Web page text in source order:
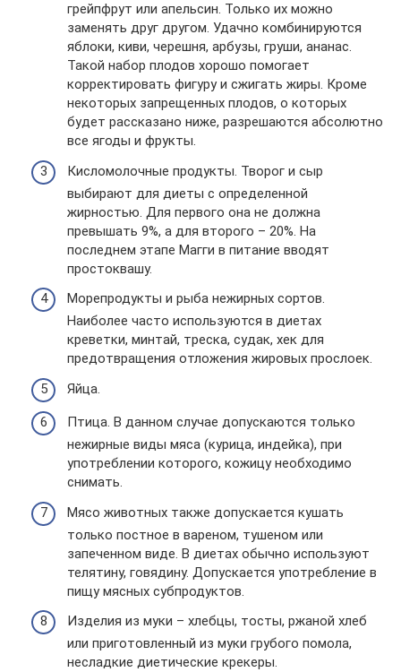
грейпфрут или апельсин. Только их можно
заменять друг другом. Удачно комбинируются
яблоки, киви, черешня, арбузы, груши, ананас.
Такой набор плодов хорошо помогает
корректировать фигуру и сжигать жиры. Кроме
некоторых запрещенных плодов, о которых
будет рассказано ниже, разрешаются абсолютно
все ягоды и фрукты.
Кисломолочные продукты. Творог и сыр
выбирают для диеты с определенной
жирностью. Для первого она не должна
превышать 9%, а для второго – 20%. На
последнем этапе Магги в питание вводят
простоквашу.
Морепродукты и рыба нежирных сортов.
Наиболее часто используются в диетах
креветки, минтай, треска, судак, хек для
предотвращения отложения жировых прослоек.
Яйца.
Птица. В данном случае допускаются только
нежирные виды мяса (курица, индейка), при
употреблении которого, кожицу необходимо
снимать.
Мясо животных также допускается кушать
только постное в вареном, тушеном или
запеченном виде. В диетах обычно используют
телятину, говядину. Допускается употребление в
пищу мясных субпродуктов.
Изделия из муки – хлебцы, тосты, ржаной хлеб
или приготовленный из муки грубого помола,
несладкие диетические крекеры.